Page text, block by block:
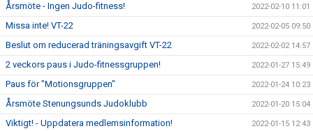
Årsmöte - Ingen Judo-fitness! 2022-02-10 11:01
Missa inte! VT-22 2022-02-05 09:50
Beslut om reducerad träningsavgift VT-22 2022-02-02 14:57
2 veckors paus i Judo-fitnessgruppen! 2022-01-27 15:49
Paus för "Motionsgruppen" 2022-01-24 10:23
Årsmöte Stenungsunds Judoklubb 2022-01-20 15:04
Viktigt! - Uppdatera medlemsinformation! 2022-01-15 12:43